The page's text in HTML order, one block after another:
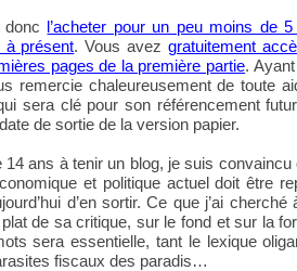
donc
l’acheter pour un peu moins de
à présent. Vous avez gratuitement
pages de la première partie.
remercie chaleureusement de toute
sera clé pour son référencement
de sortie de la version papier.
14 ans à tenir un blog, je suis
et politique actuel doit être
d’en sortir. Ce que j’ai cherché
de sa critique, sur le fond et sur la
sera essentielle, tant le lexique
fiscaux des paradis…